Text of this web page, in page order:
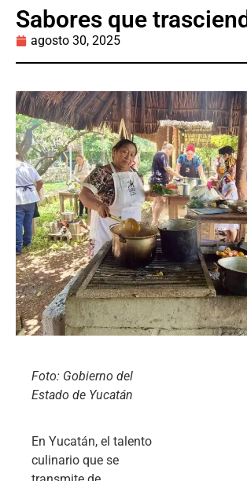
Sabores que
agosto 30, 2025
Foto: Gobierno del
Estado de Yucatán
En Yucatán, el talento
culinario que se